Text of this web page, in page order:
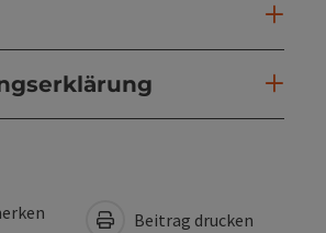
Beitrag drucken